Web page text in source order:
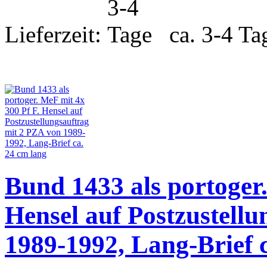
Lieferzeit: ca. 3-4
Bund 1433 als
Hensel auf
1989-1992, Lang-Brief